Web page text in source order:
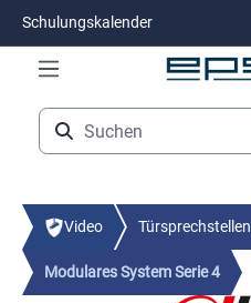
Zum Hauptinhalt springen
Schulungskalender
Video Türsprechstellen
Modulares System Serie 4